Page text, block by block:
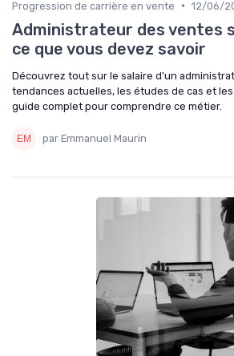
Progression de carrière en vente • 12/06/
Administrateur des ventes
ce que vous devez savoir
Découvrez tout sur le salaire d'un
tendances actuelles, les études de cas et
guide complet pour comprendre ce métier.
par Emmanuel Maurin